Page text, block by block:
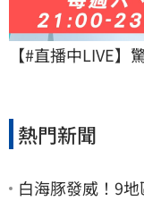
【#直播中LIVE】
熱門新聞
白海豚發威！9